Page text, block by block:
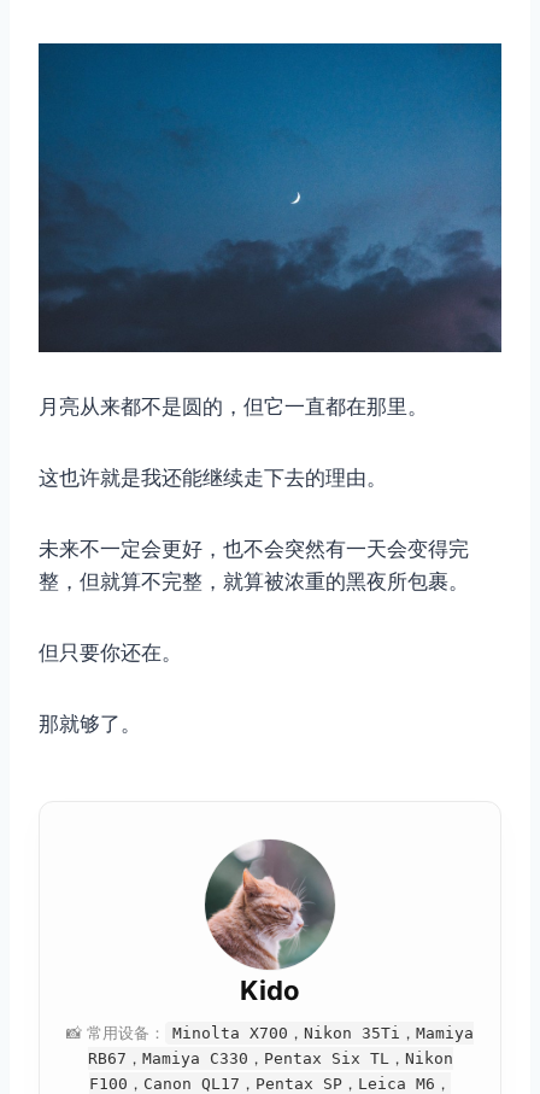
月亮从来都不是圆的，但它一直都在那里。
这也许就是我还能继续走下去的理由。
未来不一定会更好，也不会突然有一天会变得完
整，但就算不完整，就算被浓重的黑夜所包裹。
但只要你还在。
那就够了。
Kido
📸 常用设备：
Minolta X700，Nikon 35Ti，Mamiya
RB67，Mamiya C330，Pentax Six TL，Nikon
F100，Canon QL17，Pentax SP，Leica M6，